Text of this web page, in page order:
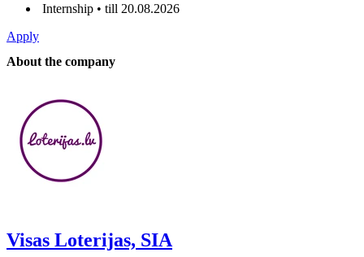
Internship • till 20.08.2026
Apply
About the company
Visas Loterijas, SIA